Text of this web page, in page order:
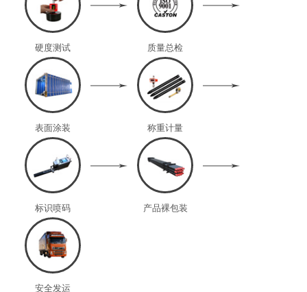
硬度测试 质量总检
表面涂装 称重计量
标识喷码 产品裸包装
安全发运